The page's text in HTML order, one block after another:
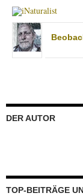
DER AUTOR
TOP-BEITRÄGE